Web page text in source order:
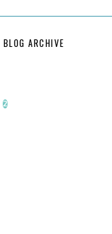
BLOG ARCHIVE
2